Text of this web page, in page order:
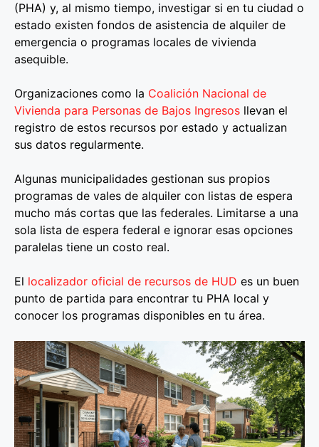
(PHA) y, al mismo tiempo, investigar si en tu ciudad o
estado existen fondos de asistencia de alquiler de
emergencia o programas locales de vivienda
asequible.
Organizaciones como la Coalición Nacional de
Vivienda para Personas de Bajos Ingresos llevan el
registro de estos recursos por estado y actualizan
sus datos regularmente.
Algunas municipalidades gestionan sus propios
programas de vales de alquiler con listas de espera
mucho más cortas que las federales. Limitarse a una
sola lista de espera federal e ignorar esas opciones
paralelas tiene un costo real.
El localizador oficial de recursos de HUD es un buen
punto de partida para encontrar tu PHA local y
conocer los programas disponibles en tu área.